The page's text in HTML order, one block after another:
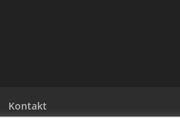
Kontakt